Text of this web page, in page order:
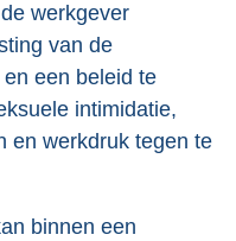
werkgever
van de
een beleid te
intimidatie,
en werkdruk tegen te
binnen een